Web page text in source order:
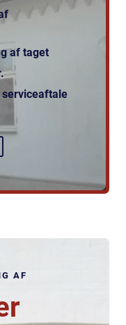
af taget
serviceaftale
AF